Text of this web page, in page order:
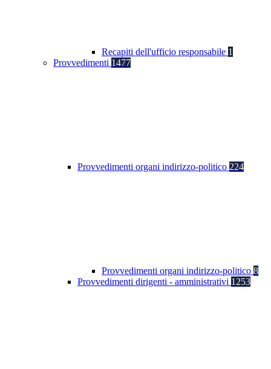
Recapiti dell'ufficio responsabile 1
Provvedimenti 1477
Provvedimenti organi indirizzo-politico 224
Provvedimenti organi indirizzo-politico 8
Provvedimenti dirigenti - amministrativi 1253